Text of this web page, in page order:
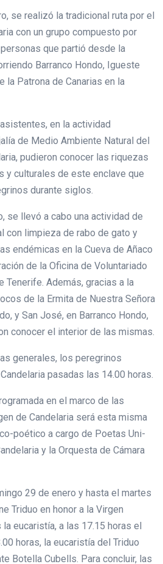
se realizó la tradicional ruta por el
con un grupo compuesto por
que partió desde la
Barranco Hondo, Igueste
la Patrona de Canarias en la
en la actividad
de Medio Ambiente Natural del
pudieron conocer las riquezas
y culturales de este enclave que
durante siglos.
se llevó a cabo una actividad de
con limpieza de rabo de gato y
endémicas en la Cueva de Añaco
de la Oficina de Voluntariado
Tenerife. Además, gracias a la
de la Ermita de Nuestra Señora
y San José, en Barranco Hondo,
conocer el interior de las mismas.
generales, los peregrinos
pasadas las 14.00 horas.
en el marco de las
de Candelaria será esta misma
poético a cargo de Poetas Uni-
y la Orquesta de Cámara
29 de enero y hasta el martes
Triduo en honor a la Virgen
la eucaristía, a las 17.15 horas el
horas, la eucaristía del Triduo
Botella Cubells. Para concluir, las